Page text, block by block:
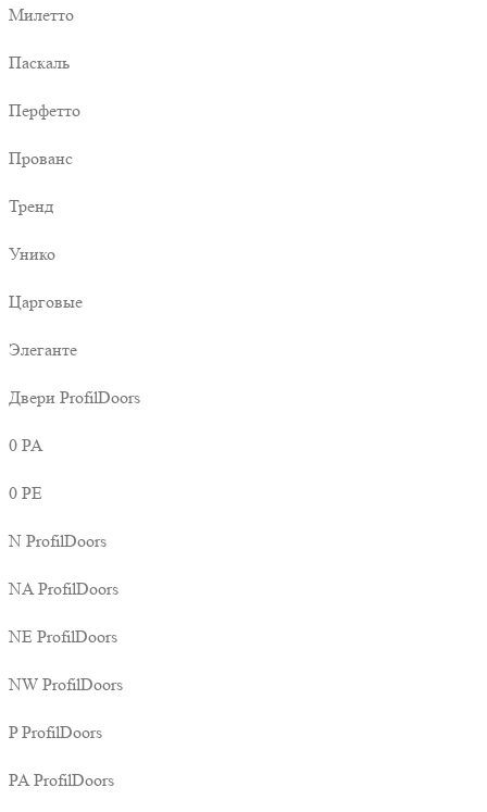
Милетто
Паскаль
Перфетто
Прованс
Тренд
Унико
Царговые
Элеганте
Двери ProfilDoors
0 PA
0 PE
N ProfilDoors
NA ProfilDoors
NE ProfilDoors
NW ProfilDoors
P ProfilDoors
PA ProfilDoors